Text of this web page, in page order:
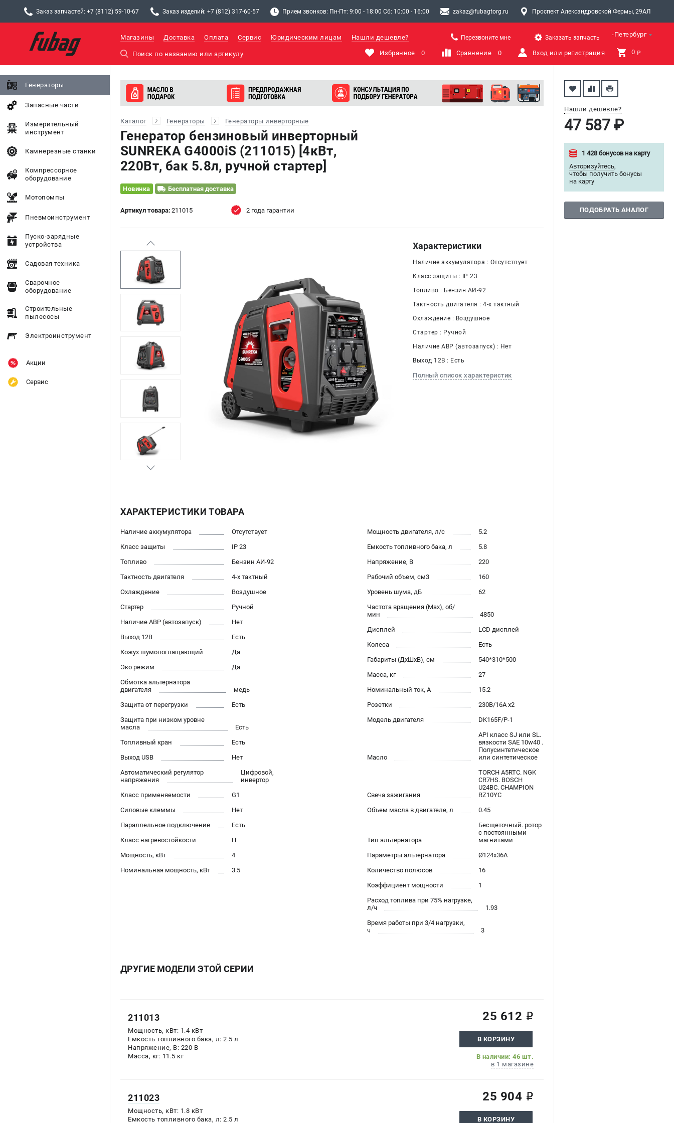
Заказ запчастей: +7 (8112) 59-10-67 Заказ изделий: +7 (812) 317-60-57 Прием звонков: Пн-Пт: 9:00 - 18:00 Сб: 10:00 - 16:00 zakaz@fubagtorg.ru Проспект Александровской Фермы, 29АЛ
Санкт-Петербург
Магазины Доставка Оплата Сервис Юридическим лицам Нашли дешевле? Перезвоните мне Заказать запчасть
Избранное 0 Сравнение 0 Вход или регистрация 0 ₽
Генераторы
Запасные части
Измерительный
инструмент
Камнерезные станки
Компрессорное
оборудование
Мотопомпы
Пневмоинструмент
Пуско-зарядные
устройства
Садовая техника
Сварочное
оборудование
Строительные
пылесосы
Электроинструмент
Акции
Сервис
Каталог Генераторы Генераторы инверторные
Генератор бензиновый инверторный
SUNREKA G4000iS (211015) [4кВт,
220Вт, бак 5.8л, ручной стартер]
Новинка Бесплатная доставка
Артикул товара: 211015 2 года гарантии
Нашли дешевле?
47 587 ₽
1 428 бонусов на карту
Авторизуйтесь,
чтобы получить бонусы
на карту
ПОДОБРАТЬ АНАЛОГ
Характеристики
Наличие аккумулятора : Отсутствует
Класс защиты : IP 23
Топливо : Бензин АИ-92
Тактность двигателя : 4-х тактный
Охлаждение : Воздушное
Стартер : Ручной
Наличие АВР (автозапуск) : Нет
Выход 12В : Есть
Полный список характеристик
ХАРАКТЕРИСТИКИ ТОВАРА
Наличие аккумулятора
Отсутствует
Класс защиты
IP 23
Топливо
Бензин АИ-92
Тактность двигателя
4-х тактный
Охлаждение
Воздушное
Стартер
Ручной
Наличие АВР (автозапуск)
Нет
Выход 12В
Есть
Кожух шумопоглащающий
Да
Эко режим
Да
Обмотка альтернатора
двигателя
медь
Защита от перегрузки
Есть
Защита при низком уровне
масла
Есть
Топливный кран
Есть
Выход USB
Нет
Автоматический регулятор
напряжения
Цифровой,
инвертор
Класс применяемости
G1
Силовые клеммы
Нет
Параллельное подключение
Есть
Класс нагревостойкости
H
Мощность, кВт
4
Номинальная мощность, кВт
3.5
Мощность двигателя, л/с
5.2
Емкость топливного бака, л
5.8
Напряжение, В
220
Рабочий объем, см3
160
Уровень шума, дБ
62
Частота вращения (Max), об/
мин
4850
Дисплей
LCD дисплей
Колеса
Есть
Габариты (ДхШхВ), см
540*310*500
Масса, кг
27
Номинальный ток, А
15.2
Розетки
230В/16А x2
Модель двигателя
DK165F/P-1
Масло
API класс SJ или SL.
вязкости SAE 10w40 .
Полусинтетическое
или синтетическое
Свеча зажигания
TORCH A5RTC. NGK
CR7HS. BOSCH
U24BC. CHAMPION
RZ10YC
Объем масла в двигателе, л
0.45
Тип альтернатора
Бесщеточный. ротор
с постоянными
магнитами
Параметры альтернатора
Ø124x36A
Количество полюсов
16
Коэффициент мощности
1
Расход топлива при 75% нагрузке,
л/ч
1.93
Время работы при 3/4 нагрузки,
ч
3
ДРУГИЕ МОДЕЛИ ЭТОЙ СЕРИИ
211013
Мощность, кВт: 1.4 кВт
Емкость топливного бака, л: 2.5 л
Напряжение, В: 220 В
Масса, кг: 11.5 кг
25 612 i
В наличии: 46 шт.
в 1 магазине
В КОРЗИНУ
211023
Мощность, кВт: 1.8 кВт
Емкость топливного бака, л: 2.5 л
25 904 i
В КОРЗИНУ